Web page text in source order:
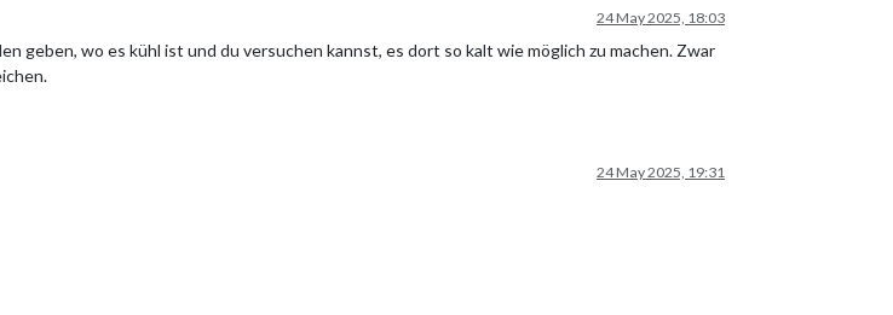
24 May 2025, 18:03
geben, wo es kühl ist und du versuchen kannst, es dort so kalt wie möglich zu machen. Zwar
24 May 2025, 19:31